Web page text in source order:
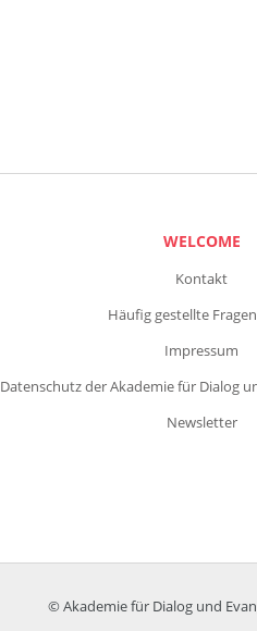
WELCOME
Kontakt
Häufig gestellte
Impressum
Datenschutz der Akademie für Dialog
Newsletter
© Akademie für Dialog und